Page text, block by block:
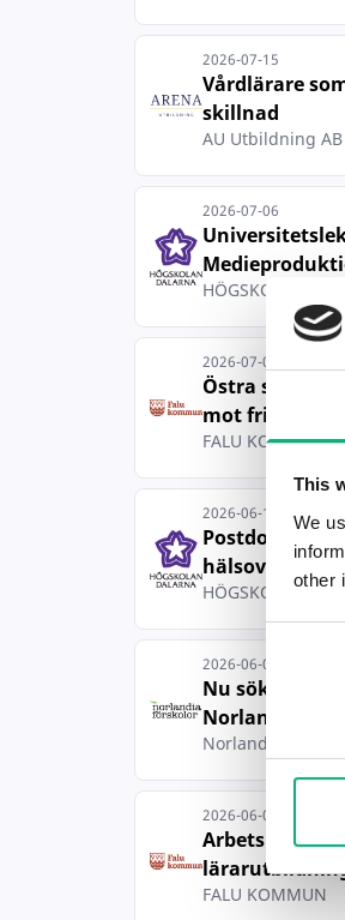
This
We
other
Selection
2026-07-15
Vårdlärare
skillnad
AU Utbildning AB
2026-07-06
HÖGSKOLAN
2026-07-01
Östra skolan
mot
FALU KOMMUN
2026-06-12
Postdoktor i
HÖGSKOLAN
2026-06-09
Nu söker vi
Norlandia...
Norlandia
2026-06-03
FALU KOMMUN